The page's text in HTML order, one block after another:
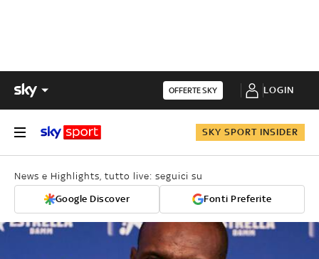
OFFERTE SKY LOGIN
SKY SPORT INSIDER
News e Highlights, tutto live: seguici su
Google Discover Fonti Preferite